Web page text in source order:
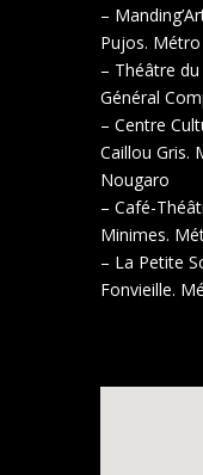
–
Pujos.
– Théâtre du
Général
– Centre
Caillou Gris.
Nougaro
– Café-
Minimes.
– La Petite
Fonvieille.